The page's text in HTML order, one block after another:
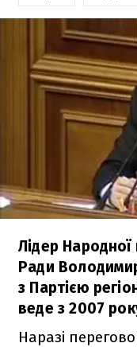
Лідер Народної
Ради
з Партією
веде з 2007
Наразі